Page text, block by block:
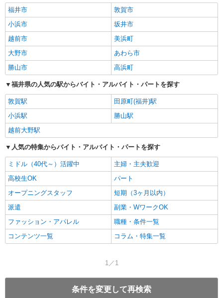
福井市
敦賀市
小浜市
坂井市
越前市
美浜町
大野市
あわら市
勝山市
高浜町
福井県の人気の駅からバイト・アルバイト・パートを探す
敦賀駅
田原町(福井)駅
小浜駅
勝山駅
越前大野駅
人気の特集からバイト・アルバイト・パートを探す
ミドル（40代～）活躍中
主婦・主夫歓迎
高校生OK
パート
オープニングスタッフ
短期（3ヶ月以内）
派遣
副業・WワークOK
ファッション・アパレル
職種・条件一覧
コンテンツ一覧
コラム・特集一覧
1／1
条件を変更して再検索